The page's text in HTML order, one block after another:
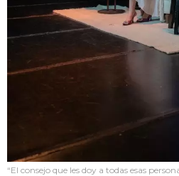
“El consejo que les doy a todas esas